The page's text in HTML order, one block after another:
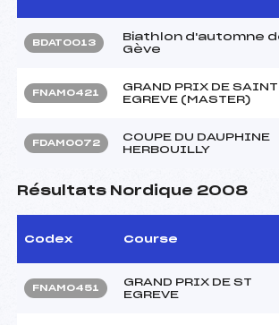
BDAT0013
Biathlon d'automne
Gève
FNAM0421
GRAND PRIX DE SAINT
EGREVE (MASTER)
FDAM0072
COUPE DU DAUPHINE
HERBOUILLY
Résultats Nordique 2008
Codex Course
FNAM0451
GRAND PRIX DE ST
EGREVE